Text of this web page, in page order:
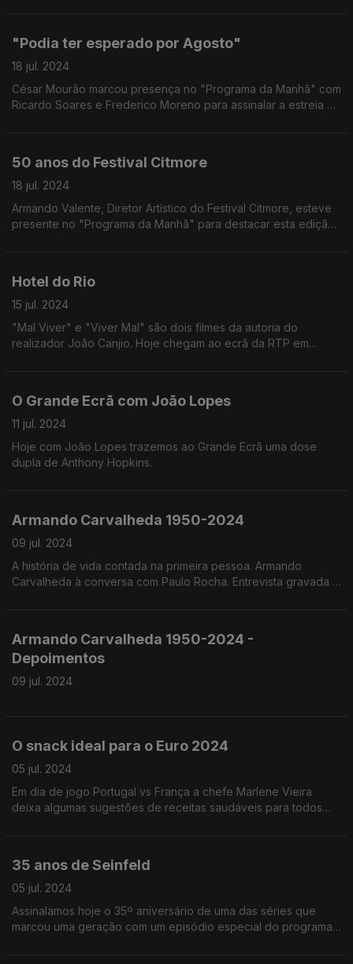
"Podia ter esperado por Agosto"
18 jul. 2024
César Mourão marcou presença no "Programa da Manhã" com
Ricardo Soares e Frederico Moreno para assinalar a estreia do
50 anos do Festival Citmore
18 jul. 2024
Armando Valente, Diretor Artístico do Festival Citmore, esteve
presente no "Programa da Manhã" para destacar esta edição
Hotel do Rio
15 jul. 2024
"Mal Viver" e "Viver Mal" são dois filmes da autoria do
realizador João Canjio. Hoje chegam ao ecrã da RTP em
O Grande Ecrã com João Lopes
11 jul. 2024
Hoje com João Lopes trazemos ao Grande Ecrã uma dose
dupla de Anthony Hopkins.
Armando Carvalheda 1950-2024
09 jul. 2024
A história de vida contada na primeira pessoa. Armando
Carvalheda à conversa com Paulo Rocha. Entrevista gravada a
Armando Carvalheda 1950-2024 -
Depoimentos
09 jul. 2024
O snack ideal para o Euro 2024
05 jul. 2024
Em dia de jogo Portugal vs França a chefe Marlene Vieira
deixa algumas sugestões de receitas saudáveis para todos
35 anos de Seinfeld
05 jul. 2024
Assinalamos hoje o 35º aniversário de uma das séries que
marcou uma geração com um episódio especial do programa